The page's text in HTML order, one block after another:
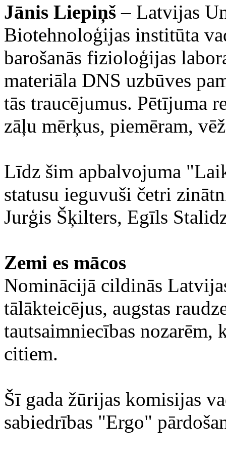
Jānis Liepiņš – Latvijas
Biotehnoloģijas institūta
barošanās fizioloģijas
materiāla DNS uzbūves
tās traucējumus. Pētījuma
zāļu mērķus, piemēram,
Līdz šim apbalvojuma
statusu ieguvuši četri
Jurģis Šķilters, Egīls
Zemi es mācos
Nominācijā cildinās
tālākteicējus, augstas
tautsaimniecības nozarēm,
citiem.
Šī gada žūrijas komisijas
sabiedrības "Ergo"